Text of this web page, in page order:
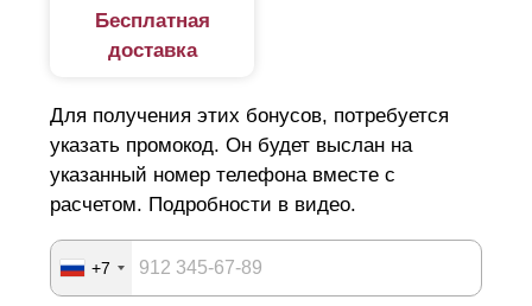
Бесплатная
доставка
Для получения этих бонусов, потребуется
указать промокод. Он будет выслан на
указанный номер телефона вместе с
расчетом. Подробности в видео.
+7